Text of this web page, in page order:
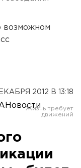
возможном
2012 В 13:18